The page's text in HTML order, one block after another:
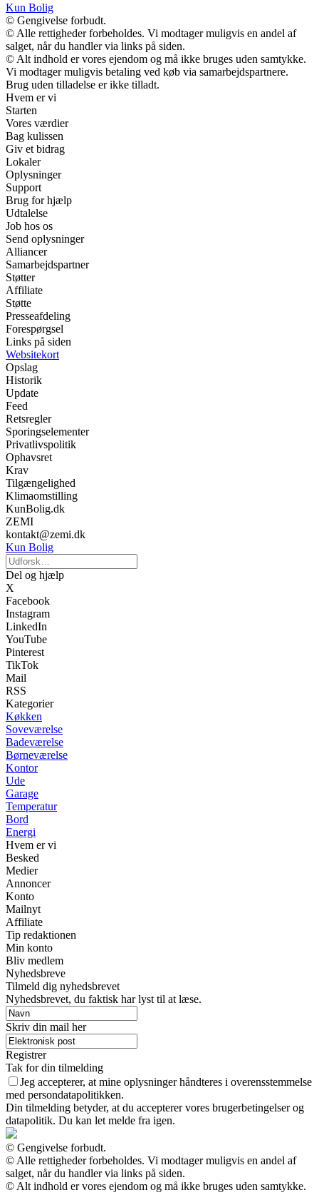
Kun Bolig
© Gengivelse forbudt.
© Alle rettigheder forbeholdes. Vi modtager muligvis en andel af
salget, når du handler via links på siden.
© Alt indhold er vores ejendom og må ikke bruges uden samtykke.
Vi modtager muligvis betaling ved køb via samarbejdspartnere.
Brug uden tilladelse er ikke tilladt.
Hvem er vi
Starten
Vores værdier
Bag kulissen
Giv et bidrag
Lokaler
Oplysninger
Support
Brug for hjælp
Udtalelse
Job hos os
Send oplysninger
Alliancer
Samarbejdspartner
Støtter
Affiliate
Støtte
Presseafdeling
Forespørgsel
Links på siden
Websitekort
Opslag
Historik
Update
Feed
Retsregler
Sporingselementer
Privatlivspolitik
Ophavsret
Krav
Tilgængelighed
Klimaomstilling
KunBolig.dk
ZEMI
kontakt@zemi.dk
Kun Bolig
Del og hjælp
X
Facebook
Instagram
LinkedIn
YouTube
Pinterest
TikTok
Mail
RSS
Kategorier
Køkken
Soveværelse
Badeværelse
Børneværelse
Kontor
Ude
Garage
Temperatur
Bord
Energi
Hvem er vi
Besked
Medier
Annoncer
Konto
Mailnyt
Affiliate
Tip redaktionen
Min konto
Bliv medlem
Nyhedsbreve
Tilmeld dig nyhedsbrevet
Nyhedsbrevet, du faktisk har lyst til at læse.
Skriv din mail her
Registrer
Tak for din tilmelding
Jeg accepterer, at mine oplysninger håndteres i overensstemmelse
med persondatapolitikken.
Din tilmelding betyder, at du accepterer vores brugerbetingelser og
datapolitik. Du kan let melde fra igen.
© Gengivelse forbudt.
© Alle rettigheder forbeholdes. Vi modtager muligvis en andel af
salget, når du handler via links på siden.
© Alt indhold er vores ejendom og må ikke bruges uden samtykke.